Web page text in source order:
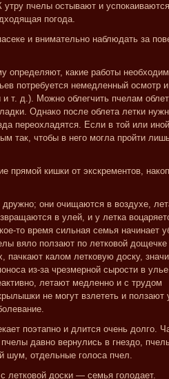
пчелы остывают и
погода.
и внимательно наблюдать за
определяют, какие работы
потребуется немедленный осмотр и
т. д.). Можно облегчить пчелам
Однако после облета летки
переохладятся. Если в той или
так, чтобы в него могла пройти
прямой кишки от экскрементов,
они очищаются в воздухе,
в улей, и у летка
то время сильная семья начинает
вяло ползают по летковой дощечке
калом летковую доску,
из-за чрезмерной сырости в
летают медленно и с трудом
не могут взлететь и ползают
поэтапно и длится очень долго.
давно вернулись в гнездо,
шум, отдельные голоса пчел.
летковой доски — семья голодает.